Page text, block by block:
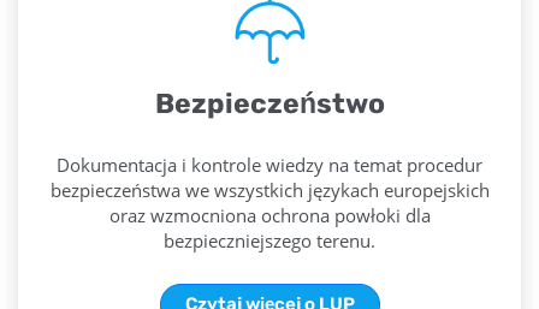
Bezpieczeństwo
Dokumentacja i kontrole wiedzy na temat procedur
bezpieczeństwa we wszystkich językach europejskich
oraz wzmocniona ochrona powłoki dla
bezpieczniejszego terenu.
Czytaj więcej o LUP